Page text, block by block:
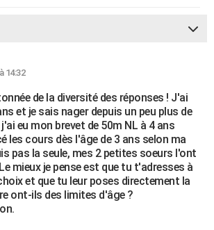
14:32
de la diversité des réponses ! J'ai
et je sais nager depuis un peu plus de
eu mon brevet de 50m NL à 4 ans
les cours dès l'âge de 3 ans selon ma
pas la seule, mes 2 petites soeurs l'ont
mieux je pense est que tu t'adresses à
et que tu leur poses directement la
ont-ils des limites d'âge ?